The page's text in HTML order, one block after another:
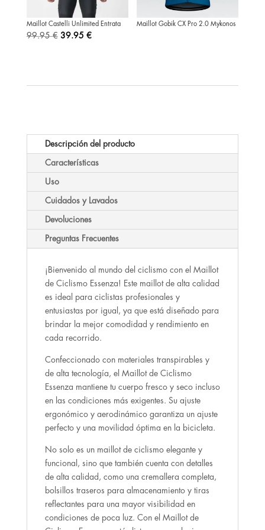
Maillot Castelli Unlimited Entrata
99.95 € El
39.95 €El
Maillot Gobik CX Pro 2.0 Mykonos
Descripción del producto
Características
Uso
Cuidados y Lavados
Devoluciones
Preguntas Frecuentes
¡Bienvenido al mundo del ciclismo con el Maillot
de Ciclismo Essenza! Este maillot de alta calidad
es ideal para ciclistas profesionales y
entusiastas por igual, ya que está diseñado para
brindar la mejor comodidad y rendimiento en
cada recorrido.
Confeccionado con materiales transpirables y
de alta tecnología, el Maillot de Ciclismo
Essenza mantiene tu cuerpo fresco y seco incluso
en las condiciones más exigentes. Su ajuste
ergonómico y aerodinámico garantiza un ajuste
perfecto y una movilidad óptima en la bicicleta.
No solo es un maillot de ciclismo elegante y
funcional, sino que también cuenta con detalles
de alta calidad, como una cremallera completa,
bolsillos traseros para almacenamiento y tiras
reflectantes para una mayor visibilidad en
condiciones de poca luz. Con el Maillot de